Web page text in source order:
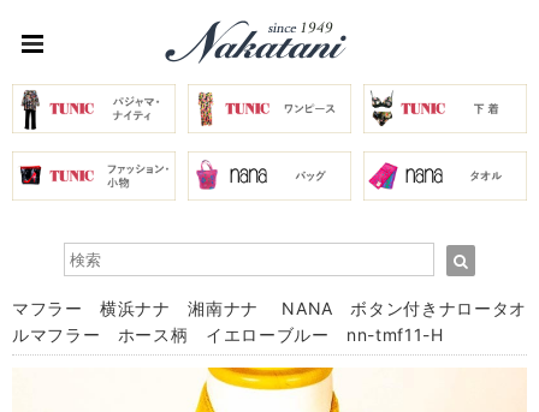
マフラー 横浜ナナ 湘南ナナ NANA ボタン付きナロータオ
ルマフラー ホース柄 イエローブルー nn-tmf11-H